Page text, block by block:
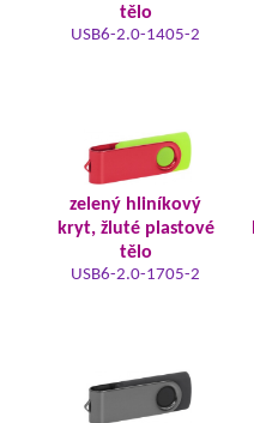
tělo
USB6-2.0-1405-2
zelený hliníkový
kryt, žluté plastové
tělo
USB6-2.0-1705-2